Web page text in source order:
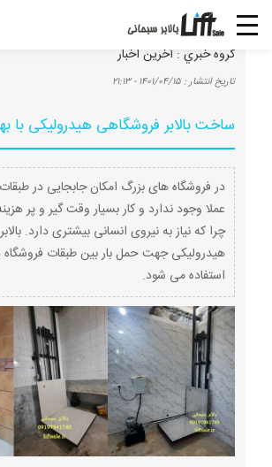
گروه خبري : آخرین اخبار
تاريخ انتشار : ۱۴۰۱/۰۴/۱۵ - ۲۱:۱۳
ساخت بالابر فروشگاهی هیدرولیکی با
در فروشگاه های بزرگ امکان جابجایی در طبقات
عملا وجود ندارد و کار بسیار وقت گیر و پر
چرا که نیاز به نیروی انسانی بیشتری دارد.
هیدرولیکی جهت حمل بار بین طبقات فروشگاه
استفاده می شود.